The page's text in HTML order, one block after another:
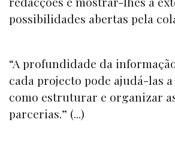
possibilidades abertas pela
“A profundidade da
cada projecto pode ajudá-las
como estruturar e organizar
parcerias.” (...)